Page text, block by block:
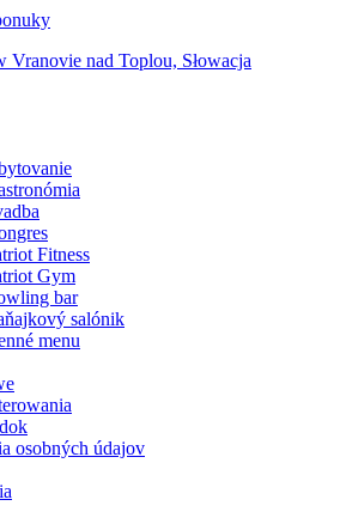
Vranovie nad Toplou, Słowacja
Fitness
Gym
bar
salónik
menu
osobných údajov